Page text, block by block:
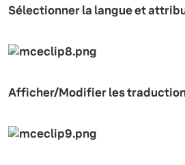
Sélectionner la langue et
Afficher/Modifier les